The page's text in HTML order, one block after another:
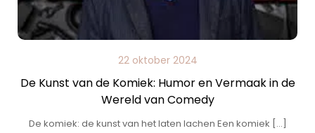
22 oktober 2024
De Kunst van de Komiek: Humor en Vermaak in de
Wereld van Comedy
De komiek: de kunst van het laten lachen Een komiek […]